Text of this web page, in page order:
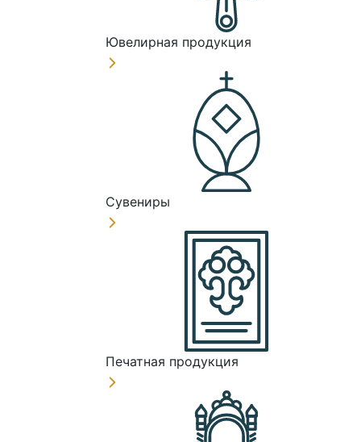
Ювелирная продукция
Сувениры
Печатная продукция